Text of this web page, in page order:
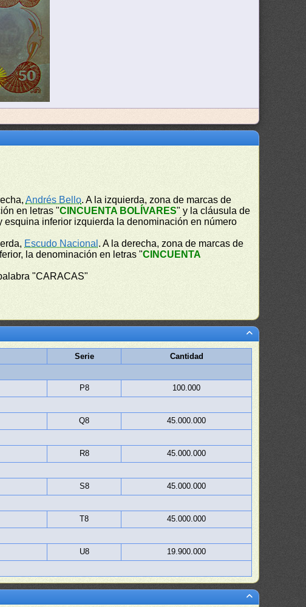
Andrés Bello. A la izquierda, zona de marcas de
en letras "CINCUENTA BOLÍVARES" y la cláusula de
esquina inferior izquierda la denominación en número
Escudo Nacional . A la derecha, zona de marcas de
la denominación en letras "CINCUENTA
"CARACAS"
Serie
Cantidad
P8
100.000
Q8
45.000.000
R8
45.000.000
S8
45.000.000
T8
45.000.000
U8
19.900.000